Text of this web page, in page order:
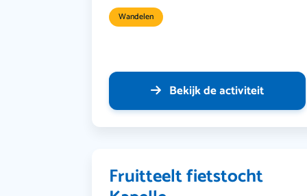
Wandelen
Bekijk de activiteit
Fruitteelt fietstocht